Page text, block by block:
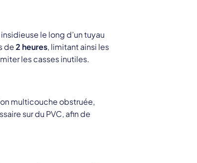
le long d’un tuyau
de2 heures, limitant ainsi les
les casses inutiles.
multicouche obstruée,
sur du PVC, afin de